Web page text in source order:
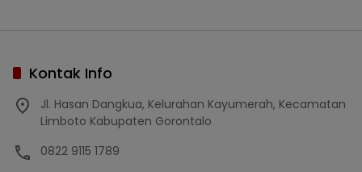
Kontak Info
Jl. Hasan Dangkua, Kelurahan Kayumerah, Kecamatan
Limboto Kabupaten Gorontalo
0822 9115 1789